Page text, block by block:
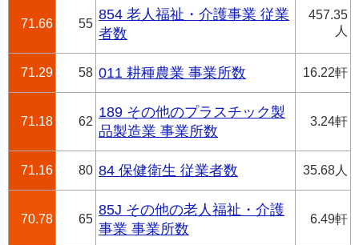
71.66 55
854 老人福祉・介護事業 従業
者数
457.35
人
71.29 58 011 耕種農業 事業所数 16.22軒
71.18 62
189 その他のプラスチック製
品製造業 事業所数
3.24軒
71.16 80 84 保健衛生 従業者数 35.68人
70.78 65
85J その他の老人福祉・介護
事業 事業所数
6.49軒